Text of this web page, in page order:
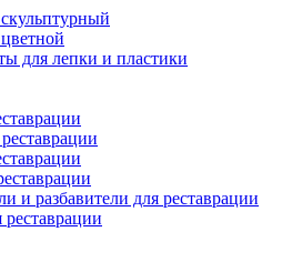
для лепки и пластики
и разбавители для реставрации